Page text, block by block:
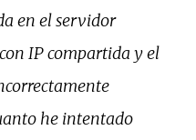
en el servidor
IP compartida y el
he intentado